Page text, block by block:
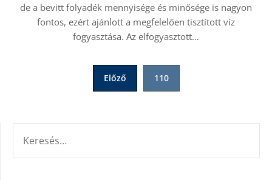
de a bevitt folyadék mennyisége és minősége is nagyon
fontos, ezért ajánlott a megfelelően tisztított víz
fogyasztása. Az elfogyasztott…
Előző 110